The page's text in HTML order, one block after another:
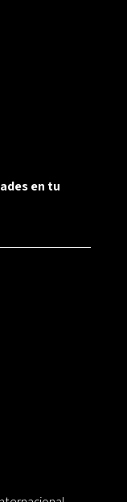
en tu